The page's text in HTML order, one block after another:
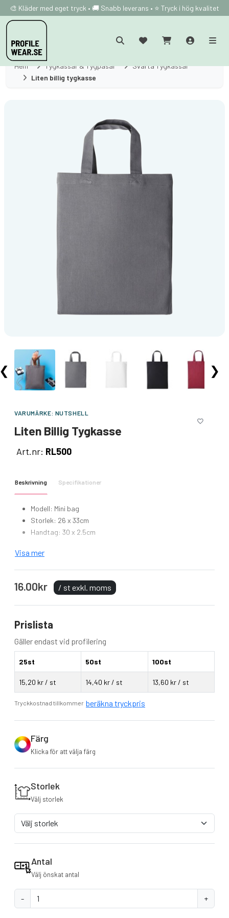
🎨 Kläder med eget tryck • 🚚 Snabb leverans • ⭐ Tryck i hög kvalitet
Hem Tygkassar & Tygpåsar
Svarta Tygkassar
Liten billig tygkasse
❯
VARUMÄRKE: NUTSHELL
Liten Billig Tygkasse
Art.nr: RL500
Beskrivning Specifikationer
Modell: Mini bag
Storlek: 26 x 33cm
Handtag: 30 x 2.5cm
Visa mer
16.00kr / st exkl. moms
Prislista
Gäller endast vid profilering
25st 50st 100st
15,20 kr / st 14,40 kr / st 13,60 kr / st
Tryckkostnad tillkommer beräkna tryckpris
Färg
Klicka för att välja färg
Storlek
Välj storlek
Antal
Välj önskat antal
- +